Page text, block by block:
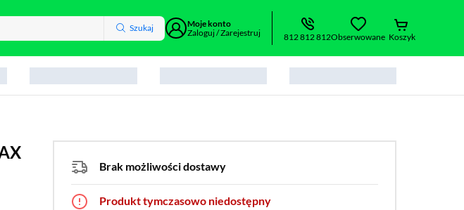
Szukaj
Moje konto
Zaloguj / Zarejestruj
812 812 812Obserwowane Koszyk
Brak możliwości dostawy
Produkt tymczasowo niedostępny